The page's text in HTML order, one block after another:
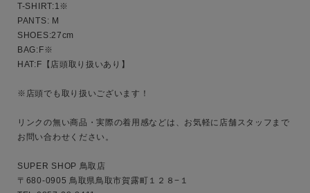
T-SHIRT:1※
PANTS: M
SHOES:27cm
BAG:F※
HAT:F【店頭取り扱いあり】
※店頭でも取り扱いございます！
リンクの無い商品・実際の着用感などは、お気軽に店舗スタッフまで
お問い合わせください。
SUPER SHOP 鳥取店
〒680-0905 鳥取県鳥取市賀露町１２８−１